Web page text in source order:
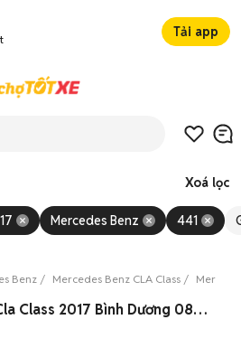
Tải app
Xoá lọc
Mercedes Benz 441
Benz Mercedes Benz CLA Class
0 xe Mercedes Benz Cla Class 2017 Bình Dương 08/2026